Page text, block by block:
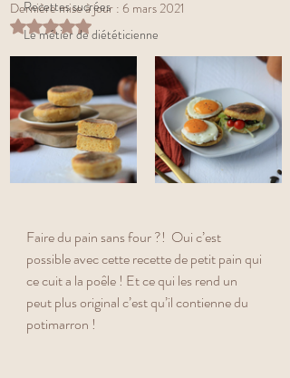
Recettes sucrées
Le métier de diététicienne
Dernière mise à jour : 6 mars 2021
Noté NaN étoiles sur 5.
Faire du pain sans four ?!  Oui c’est
possible avec cette recette de petit pain qui
ce cuit a la poêle ! Et ce qui les rend un
peut plus original c’est qu’il contienne du
potimarron !